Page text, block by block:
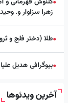
●گلنوش قهرمانی و
زهرا سزاوار و.
●طلا (دختر فلج و
●بیوگرافی هدیل
آخرین ویدئوها